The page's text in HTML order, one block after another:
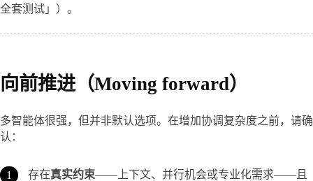
全套测试」）。
向前推进（Moving forward）
多智能体很强，但并非默认选项。在增加协调复杂度之前，请确
认：
存在真实约束——上下文、并行机会或专业化需求——且